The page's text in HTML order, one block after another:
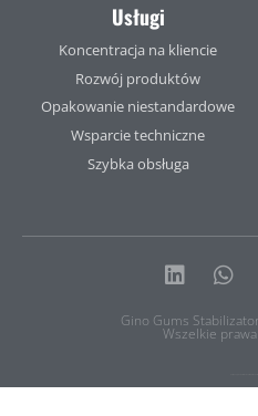
Usługi
Koncentracja na kliencie
Rozwój produktów
Opakowanie niestandardowe
Wsparcie techniczne
Szybka obsługa
Linkedin
Gino Gums
Wszelkie